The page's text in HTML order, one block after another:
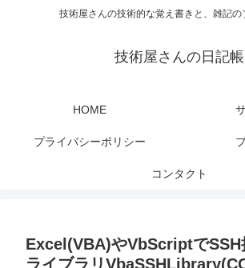
技術屋さんの技術的な覚え書きと、雑記の
技術屋さんの日記帳
HOME
プライバシーポリシー
コンタクト
Excel(VBA)やVbScriptでSSH
ライブラリ